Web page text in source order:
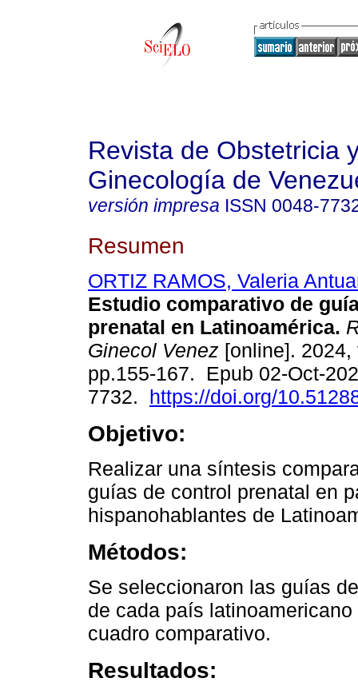
Revista de Obstetricia
Ginecología de
versión impresa ISSN 0048-
Resumen
ORTIZ RAMOS, Valeria
Estudio comparativo de
prenatal en Latinoamérica.
Ginecol Venez [online].
pp.155-167. Epub 02-Oct-
7732. https://doi.org/
Objetivo:
Realizar una síntesis
guías de control prenatal en
hispanohablantes de
Métodos:
Se seleccionaron las guías
de cada país
cuadro comparativo.
Resultados: